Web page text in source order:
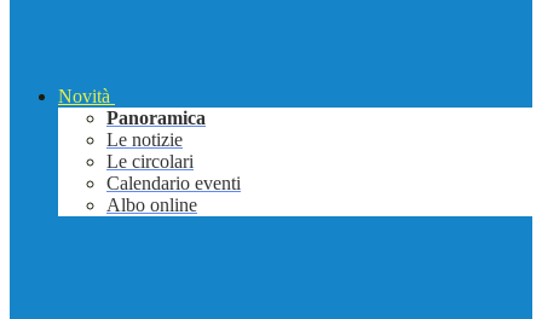
Novità
Panoramica
Le notizie
Le circolari
Calendario eventi
Albo online